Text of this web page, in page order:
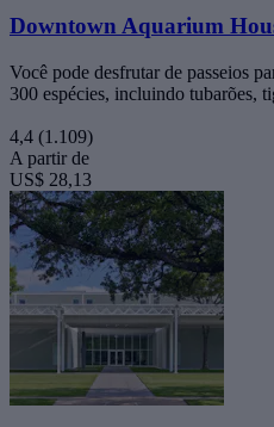
Downtown Aquarium
Você pode desfrutar de passeios
300 espécies, incluindo tubarões,
4,4 (1.109)
A partir de
US$ 28,13